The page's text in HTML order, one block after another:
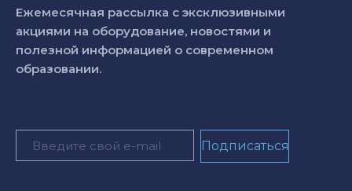
Ежемесячная рассылка с эксклюзивными
акциями на оборудование, новостями и
полезной информацией о современном
образовании.